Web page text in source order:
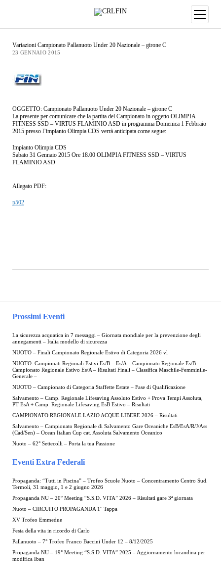
Prossimi Eventi
La sicurezza acquatica in 7 messaggi – Giornata mondiale per la prevenzione degli
annegamenti – Italia modello di sicurezza
NUOTO – Finali Campionato Regionale Estivo di Categoria 2026 vl
NUOTO: Campionati Regionali Estivi Es/B – Es/A – Campionato Regionale Es/B –
Campionato Regionale Estivo Es/A – Risultati Finali – Classifica Maschile-Femminile-
Generale –
NUOTO – Campionato di Categoria Staffette Estate – Fase di Qualificazione
Salvamento – Camp. Regionale Lifesaving Assoluto Estivo + Prova Tempi Assoluta,
PT EsA + Camp. Regionale Lifesaving EsB Estivo – Risultati
CAMPIONATO REGIONALE LAZIO ACQUE LIBERE 2026 – Risultati
Salvamento – Campionato Regionale di Salvamento Gare Oceaniche EsB/EsA/R/J/Ass
(Cad/Sen) – Ocean Italian Cup cat. Assoluta Salvamento Oceanico
Nuoto – 62° Settecolli – Porta la tua Passione
Eventi Extra Federali
Propaganda: “Tutti in Piscina” – Trofeo Scuole Nuoto – Concentramento Centro Sud.
Termoli, 31 maggio, 1 e 2 giugno 2026
Propaganda NU – 20° Meeting “S.S.D. VITA” 2026 – Risultati gare 3ª giornata
Nuoto – CIRCUITO PROPAGANDA 1° Tappa
XV Trofeo Emmedue
Festa della vita in ricordo di Carlo
Pallanuoto – 7° Trofeo Franco Baccini Under 12 – 8/12/2025
Propaganda NU – 19° Meeting “S.S.D. VITA” 2025 – Aggiornamento locandina per
modifica Iban
Variazioni Campionato Pallanuoto Under 20 Nazionale – girone C
23 GENNAIO 2015
OGGETTO: Campionato Pallanuoto Under 20 Nazionale – girone C
La presente per comunicare che la partita del Campionato in oggetto OLIMPIA
FITNESS SSD – VIRTUS FLAMINIO ASD in programma Domenica 1 Febbraio
2015 presso l’impianto Olimpia CDS verrà anticipata come segue:
Impianto Olimpia CDS
Sabato 31 Gennaio 2015 Ore 18.00 OLIMPIA FITNESS SSD – VIRTUS
FLAMINIO ASD
Allegato PDF:
p502